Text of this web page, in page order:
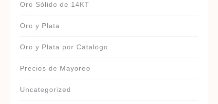
Oro Sólido de 14KT
Oro y Plata
Oro y Plata por Catalogo
Precios de Mayoreo
Uncategorized